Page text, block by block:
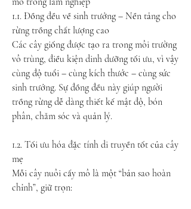
1.1. Đồng đều về sinh trưởng – Nền tảng cho
rừng trồng chất lượng cao
Các cây giống được tạo ra trong môi trường
vô trùng, điều kiện dinh dưỡng tối ưu, vì vậy
cùng độ tuổi – cùng kích thước – cùng sức
sinh trưởng. Sự đồng đều này giúp người
trồng rừng dễ dàng thiết kế mật độ, bón
phân, chăm sóc và quản lý.
1.2. Tối ưu hóa đặc tính di truyền tốt của cây
mẹ
Mỗi cây nuôi cấy mô là một “bản sao hoàn
chỉnh”, giữ trọn: